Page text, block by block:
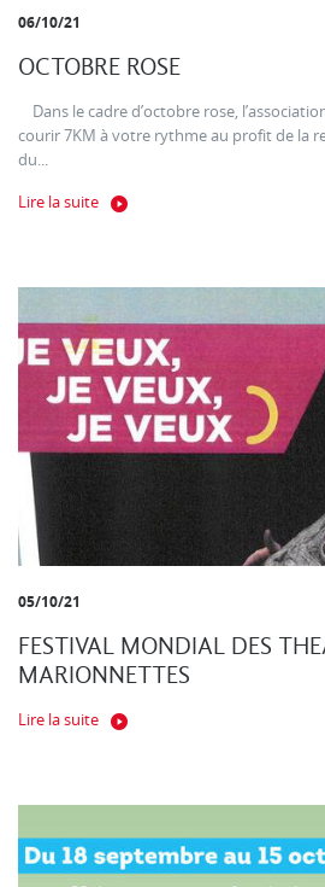
06/10/21
OCTOBRE ROSE
Dans le cadre d’octobre rose,
courir 7KM à votre rythme au profit de la
du...
Lire la suite
05/10/21
FESTIVAL MONDIAL DES
MARIONNETTES
Lire la suite